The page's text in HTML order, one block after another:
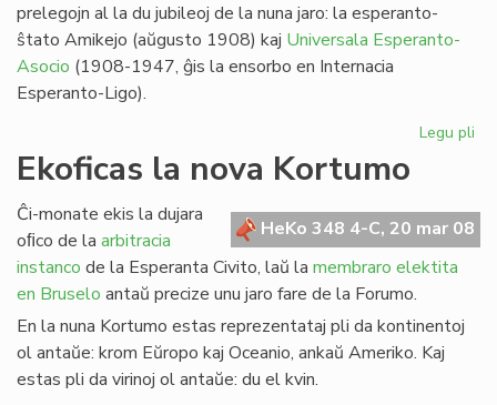
prelegojn al la du jubileoj de la nuna jaro: la esperanto-
ŝtato Amikejo (aŭgusto 1908) kaj Universala Esperanto-
Asocio (1908-1947, ĝis la ensorbo en Internacia
Esperanto-Ligo).
Legu pli
Ekoficas la nova Kortumo
HeKo 348 4-C, 20 mar 08
Ĉi-monate ekis la dujara
oﬁco de la arbitracia
instanco de la Esperanta Civito, laŭ la membraro elektita
en Bruselo antaŭ precize unu jaro fare de la Forumo.
En la nuna Kortumo estas reprezentataj pli da kontinentoj
ol antaŭe: krom Eŭropo kaj Oceanio, ankaŭ Ameriko. Kaj
estas pli da virinoj ol antaŭe: du el kvin.